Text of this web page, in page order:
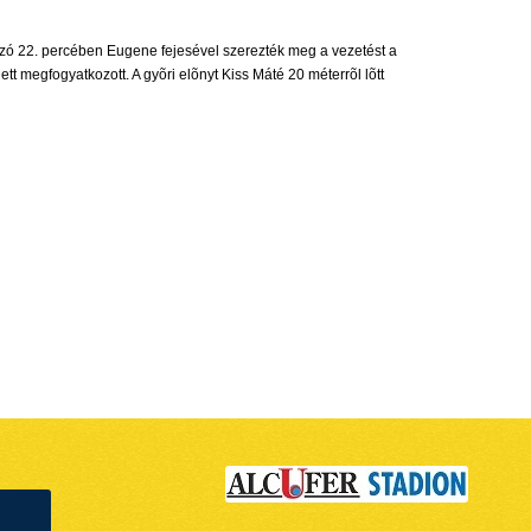
22. percében Eugene fejesével szerezték meg a vezetést a
megfogyatkozott. A gyõri elõnyt Kiss Máté 20 méterrõl lõtt